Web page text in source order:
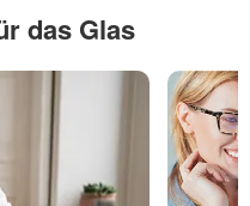
das Glas